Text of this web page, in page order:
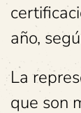
año,
La
que son